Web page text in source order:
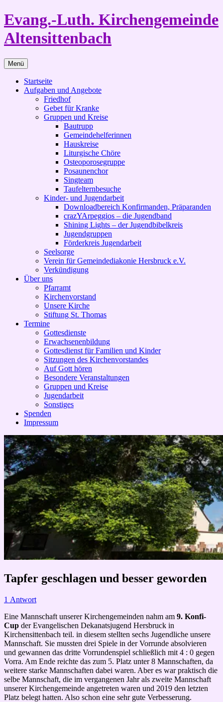
Zum
Inhalt
springen
Evang.-Luth. Kirchengemeinde
Altensittenbach
Menü
Startseite
Aufgaben und Angebote
Friedhof
Gebet für Kranke
Gruppen und Kreise
Bautrupp
Gemeindehelferinnen
Hauskreise
Liturgische Chöre
Osteoporosegruppe
Posaunenchor
Singteam
Taufelternbesuche
Kinder- und Jugendarbeit
Downloadbereich Konfirmanden, Präparanden
crazYArpeggios – die Jugendband
Shining Lights – der Jugendbibelkreis
Jugendgruppen
Förderkreis Jugendarbeit
Seelsorge
Verein für Gemeindediakonie Hersbruck e.V.
Verkündigung
Über uns
Pfarramt
Kirchenvorstand
Unsere Kirche
Stiftung St. Thomas
Termine
Gottesdienste
Erwachsenenbildung
Gottesdienst für Familien und Kinder
Sitzungen des Kirchenvorstandes
Auf Gott hören
Besondere Veranstaltungen
Gruppen und Kreise
Jugendarbeit
Sonstiges
Spenden
Impressum
Tapfer geschlagen und besser geworden
1 Antwort
Eine Mannschaft unserer Kirchengemeinden nahm am 9. Konfi-
Cup der Evangelischen Dekanatsjugend Hersbruck in
Kirchensittenbach teil. in diesem stellten sechs Jugendliche unsere
Mannschaft. Sie mussten drei Spiele in der Vorrunde absolvieren
und gewannen das dritte Vorrundenspiel schließlich mit 4 : 0 gegen
Vorra. Am Ende reichte das zum 5. Platz unter 8 Mannschaften, da
weitere starke Mannschaften dabei waren. Aber es war praktisch die
selbe Mannschaft, die im vergangenen Jahr als zweite Mannschaft
unserer Kirchengemeinde angetreten waren und 2019 den letzten
Platz belegt hatten. Also schon eine sehr gute Verbesserung.